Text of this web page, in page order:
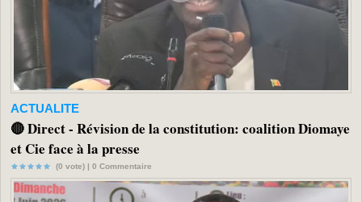
ACTUALITE
🔴 Direct - Révision de la constitution: coalition Diomaye
et Cie face à la presse
(0 vote) | 0 Commentaire